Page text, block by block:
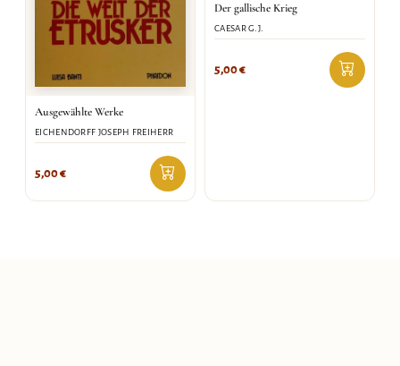
Ausgewählte Werke
EICHENDORFF JOSEPH FREIHERR
5,00€
Der gallische Krieg
CAESAR G.J.
5,00€